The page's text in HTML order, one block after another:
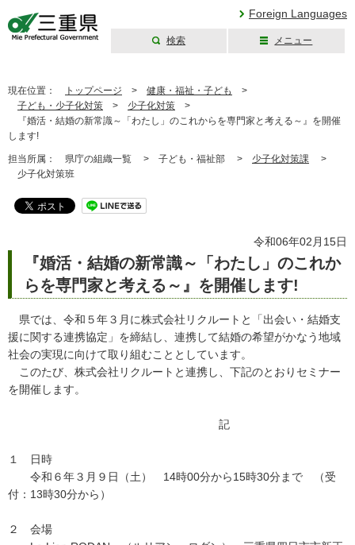
Foreign Languages
検索 メニュー
現在位置： トップページ > 健康・福祉・子ども
>
子ども・少子化対策 > 少子化対策 >
『婚活・結婚の新常識～「わたし」のこれからを専門家と考える～』を開催
します!
担当所属： 県庁の組織一覧 > 子ども・福祉部 > 少子化対策課 >
少子化対策班
令和06年02月15日
『婚活・結婚の新常識～「わたし」のこれか
らを専門家と考える～』を開催します!
県では、令和５年３月に株式会社リクルートと「出会い・結婚支
援に関する連携協定」を締結し、連携して結婚の希望がかなう地域
社会の実現に向けて取り組むこととしています。
このたび、株式会社リクルートと連携し、下記のとおりセミナー
を開催します。
記
１ 日時
令和６年３月９日（土） 14時00分から15時30分まで （受
付：13時30分から）
２ 会場